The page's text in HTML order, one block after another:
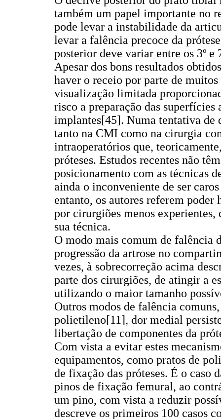
também um papel importante no
pode levar a instabilidade da
levar a falência precoce da
posterior deve variar entre os 3º e
Apesar dos bons resultados
haver o receio por parte de
visualização limitada
risco a preparação das
implantes[45]. Numa tentativa de
tanto na CMI como na cirurgia
intraoperatórios que,
próteses. Estudos recentes não
posicionamento com as técnicas
ainda o inconveniente de ser
entanto, os autores referem poder
por cirurgiões menos
sua técnica.
O modo mais comum de falência
progressão da artrose no
vezes, à sobrecorreção acima
parte dos cirurgiões, de atingir a
utilizando o maior tamanho
Outros modos de falência
polietileno[11], dor medial
libertação de componentes da
Com vista a evitar estes
equipamentos, como pratos de
de fixação das próteses. É o caso
pinos de fixação femural, ao
um pino, com vista a reduzir
descreve os primeiros 100 casos